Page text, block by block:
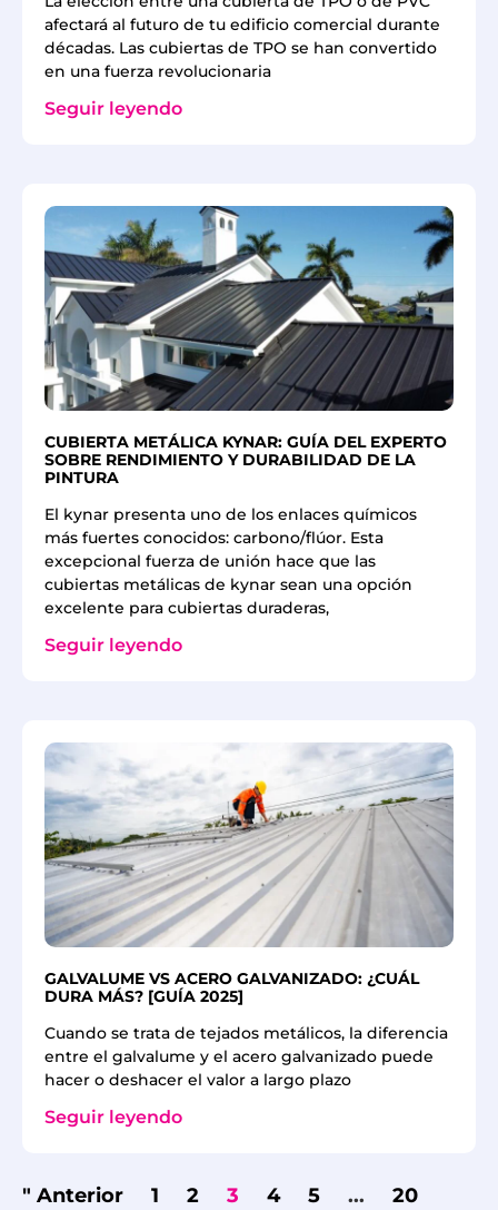
afectará al futuro de tu edificio comercial durante
décadas. Las cubiertas de TPO se han convertido
en una fuerza revolucionaria
Seguir leyendo
CUBIERTA METÁLICA KYNAR: GUÍA DEL EXPERTO
SOBRE RENDIMIENTO Y DURABILIDAD DE LA
PINTURA
El kynar presenta uno de los enlaces químicos
más fuertes conocidos: carbono/flúor. Esta
excepcional fuerza de unión hace que las
cubiertas metálicas de kynar sean una opción
excelente para cubiertas duraderas,
Seguir leyendo
GALVALUME VS ACERO GALVANIZADO: ¿CUÁL
DURA MÁS? [GUÍA 2025]
Cuando se trata de tejados metálicos, la diferencia
entre el galvalume y el acero galvanizado puede
hacer o deshacer el valor a largo plazo
Seguir leyendo
" Anterior 1 2 3 4 5 ...
20